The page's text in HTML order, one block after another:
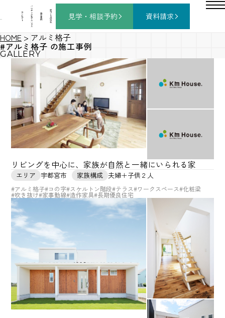
コ
ン
セ
プ
ト
バ
ー
チ
ャ
ル
モ
デ
ル
ハ
ウ
ス
施
工
事
例
家
づ
く
り
の
流
れ
見学・相談予約 資料請求
HOME > アルミ格子
#アルミ格子 の施工事例
GALLERY
リビングを中心に、家族が自然と一緒にいられる家
エリア 宇都宮市 家族構成 夫婦＋子供２人
#アルミ格子#コの字#スケルトン階段#テラス#ワークスペース#化粧梁
#吹き抜け#家事動線#造作家具#長期優良住宅